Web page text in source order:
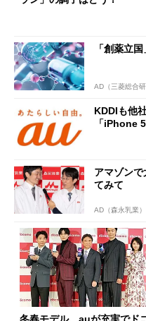
「創薬立
AD（三菱総合研
KDDIも他
「iPhone
アマゾン
てみて
AD（森永乳業）